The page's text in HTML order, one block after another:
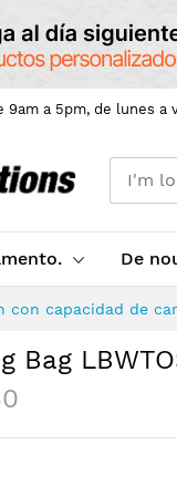
a 5pm, de lunes a
De
con capacidad de
Bag